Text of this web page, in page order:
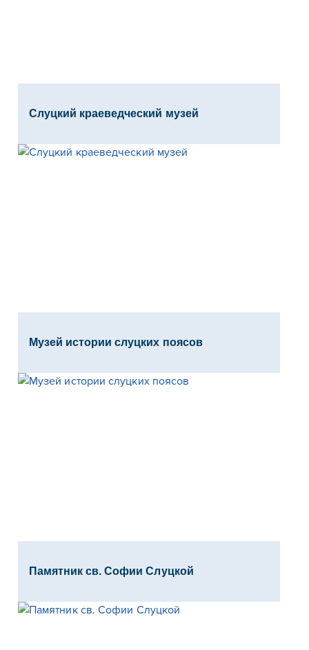
Слуцкий краеведческий музей
Музей истории слуцких поясов
Памятник св. Софии Слуцкой